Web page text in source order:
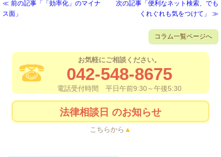
前の記事「「効率化」のマイナ
ス面」
次の記事「便利なネット検索、でも
くれぐれも気をつけて」
コラム一覧ページへ
お気軽にご相談ください。
042-548-8675
電話受付時間 平日午前9:30～午後5:30
法律相談日 のお知らせ
こちらから